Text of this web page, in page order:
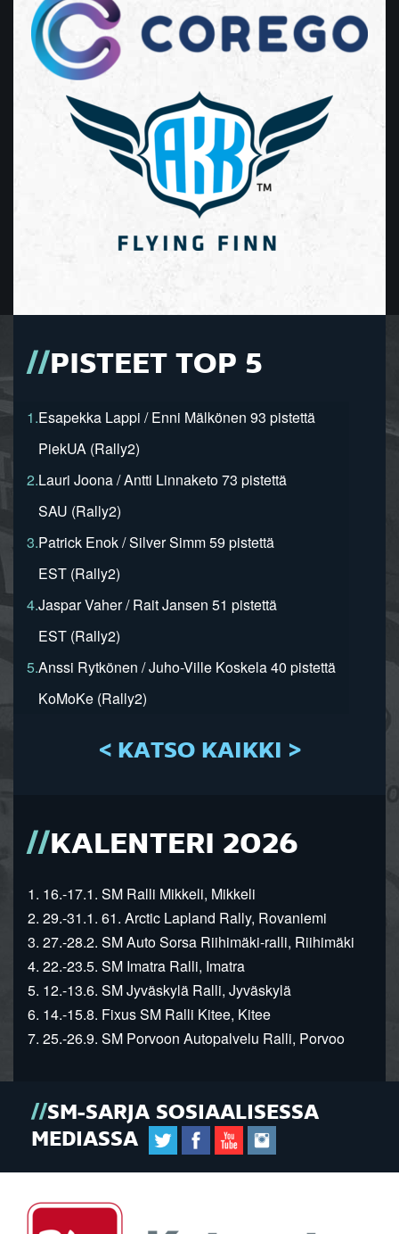
PISTEET TOP 5
1.Esapekka Lappi / Enni Mälkönen 93 pistettä
PiekUA (Rally2)
2.Lauri Joona / Antti Linnaketo 73 pistettä
SAU (Rally2)
3.Patrick Enok / Silver Simm 59 pistettä
EST (Rally2)
4.Jaspar Vaher / Rait Jansen 51 pistettä
EST (Rally2)
5.Anssi Rytkönen / Juho-Ville Koskela 40 pistettä
KoMoKe (Rally2)
< KATSO KAIKKI >
KALENTERI 2026
1. 16.-17.1. SM Ralli Mikkeli, Mikkeli
2. 29.-31.1. 61. Arctic Lapland Rally, Rovaniemi
3. 27.-28.2. SM Auto Sorsa Riihimäki-ralli, Riihimäki
4. 22.-23.5. SM Imatra Ralli, Imatra
5. 12.-13.6. SM Jyväskylä Ralli, Jyväskylä
6. 14.-15.8. Fixus SM Ralli Kitee, Kitee
7. 25.-26.9. SM Porvoon Autopalvelu Ralli, Porvoo
SM-SARJA SOSIAALISESSA
MEDIASSA